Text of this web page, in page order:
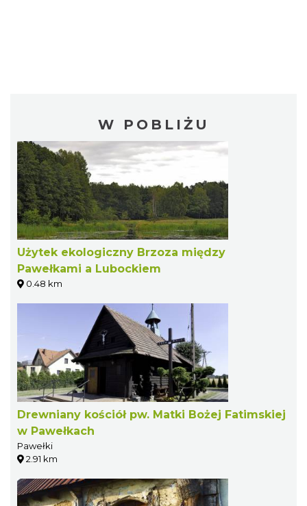
W POBLIŻU
Użytek ekologiczny Brzoza między
Pawełkami a Lubockiem
0.48 km
Drewniany kościół pw. Matki Bożej Fatimskiej
w Pawełkach
Pawełki
2.91 km